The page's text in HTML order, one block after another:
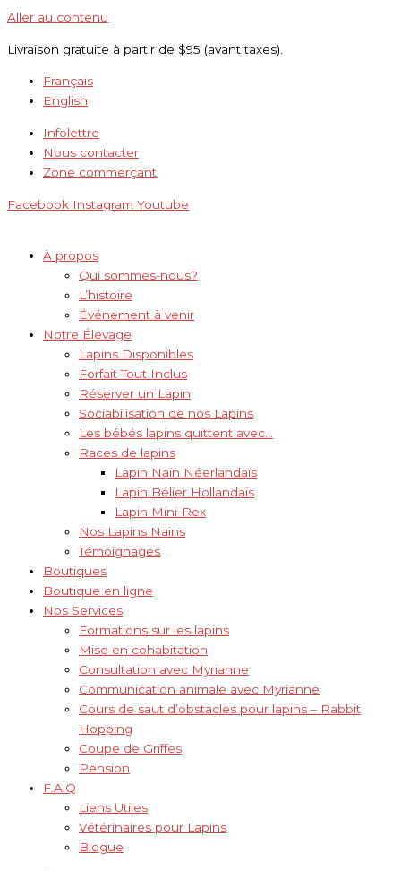
Aller au contenu
Livraison gratuite à partir de $95 (avant taxes).
Français
English
Infolettre
Nous contacter
Zone commerçant
Facebook Instagram Youtube
À propos
Qui sommes-nous?
L’histoire
Événement à venir
Notre Élevage
Lapins Disponibles
Forfait Tout Inclus
Réserver un Lapin
Sociabilisation de nos Lapins
Les bébés lapins quittent avec…
Races de lapins
Lapin Nain Néerlandais
Lapin Bélier Hollandais
Lapin Mini-Rex
Nos Lapins Nains
Témoignages
Boutiques
Boutique en ligne
Nos Services
Formations sur les lapins
Mise en cohabitation
Consultation avec Myrianne
Communication animale avec Myrianne
Cours de saut d’obstacles pour lapins – Rabbit
Hopping
Coupe de Griffes
Pension
F.A.Q
Liens Utiles
Vétérinaires pour Lapins
Blogue